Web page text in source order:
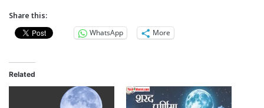
Share this:
WhatsApp
More
Related